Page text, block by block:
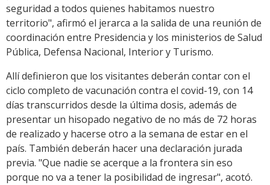
seguridad a todos quienes habitamos nuestro
territorio", afirmó el jerarca a la salida de una reunión de
coordinación entre Presidencia y los ministerios de Salud
Pública, Defensa Nacional, Interior y Turismo.
Allí definieron que los visitantes deberán contar con el
ciclo completo de vacunación contra el covid-19, con 14
días transcurridos desde la última dosis, además de
presentar un hisopado negativo de no más de 72 horas
de realizado y hacerse otro a la semana de estar en el
país. También deberán hacer una declaración jurada
previa. "Que nadie se acerque a la frontera sin eso
porque no va a tener la posibilidad de ingresar", acotó.